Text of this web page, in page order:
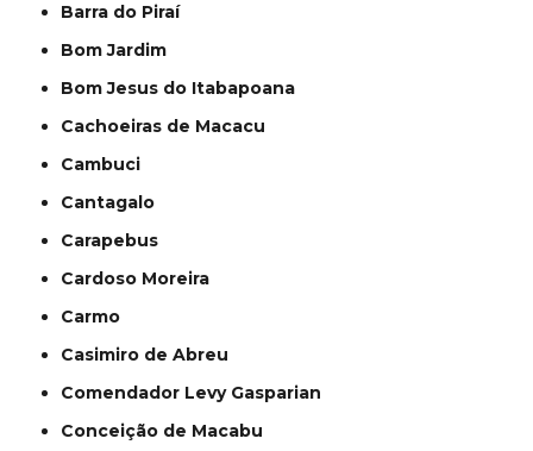
Barra do Piraí
Bom Jardim
Bom Jesus do Itabapoana
Cachoeiras de Macacu
Cambuci
Cantagalo
Carapebus
Cardoso Moreira
Carmo
Casimiro de Abreu
Comendador Levy Gasparian
Conceição de Macabu